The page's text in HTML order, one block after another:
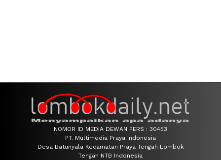
NOMOR ID MEDIA DEWAN PERS : 30453
PT. Multimedia Praya Indonesia
Desa Batunyala Kecamatan Praya Tengah Lombok
Tengah NTB Indonesia